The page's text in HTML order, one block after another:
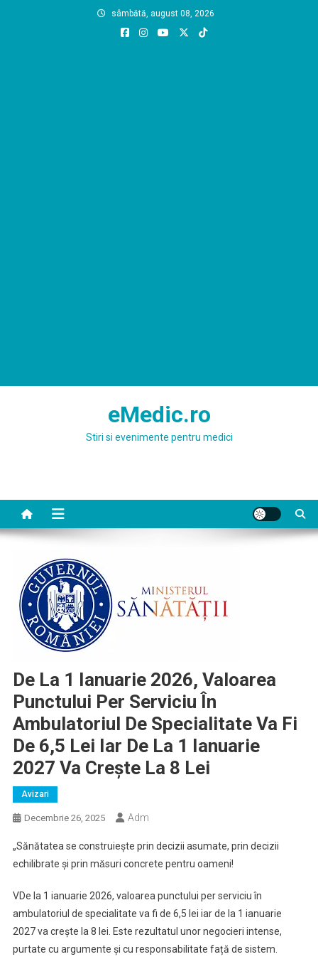
sâmbătă, august 08, 2026
eMedic.ro
Stiri si evenimente pentru medici
De La 1 Ianuarie 2026, Valoarea
Punctului Per Serviciu În
Ambulatoriul De Specialitate Va Fi
De 6,5 Lei Iar De La 1 Ianuarie
2027 Va Creşte La 8 Lei
Avizari
Decembrie 26, 2025 Adm
„Sănătatea se construiește prin decizii asumate, prin decizii
echilibrate și prin mǎsuri concrete pentru oameni!
VDe la 1 ianuarie 2026, valoarea punctului per serviciu în
ambulatoriul de specialitate va fi de 6,5 lei iar de la 1 ianuarie
2027 va creşte la 8 lei. Este rezultatul unor negocieri intense,
purtate cu argumente și cu responsabilitate față de sistem.